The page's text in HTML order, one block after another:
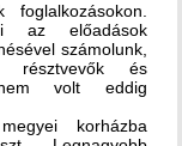
az előadások
számolunk,
résztvevők és
volt eddig
korházba